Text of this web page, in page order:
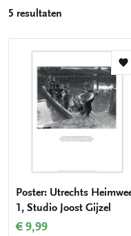
5 resultaten
Poster: Utrechts
1, Studio Joost Gijzel
€ 9,99